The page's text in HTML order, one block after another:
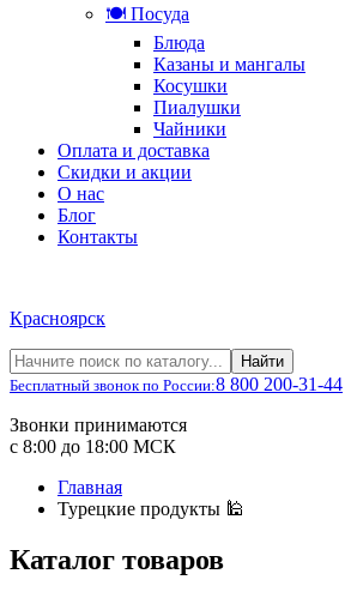
🍽️ Посуда
Блюда
Казаны и мангалы
Косушки
Пиалушки
Чайники
Оплата и доставка
Скидки и акции
О нас
Блог
Контакты
Красноярск
Найти
Бесплатный звонок по России:8 800 200-31-44
Звонки принимаются
с 8:00 до 18:00 МСК
Главная
Турецкие продукты 🕌
Каталог товаров